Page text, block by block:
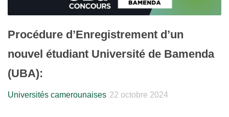
Procédure d’Enregistrement d’un
nouvel étudiant Université de Bamenda
(UBA):
Universités camerounaises 22 octobre 2024